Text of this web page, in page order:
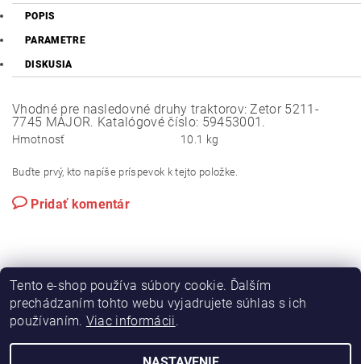
POPIS
PARAMETRE
DISKUSIA
Vhodné pre nasledovné druhy traktorov: Zetor 5211-
7745 MAJOR. Katalógové číslo: 59453001.
Hmotnosť 10.1 kg
Buďte prvý, kto napíše príspevok k tejto položke.
Pridať komentár
Výroba hydraulických hadíc
Tento e-shop používa súbory cookie. Ďalším
prechádzaním tohto webu vyjadrujete súhlas s ich
používaním. Viac informácii.